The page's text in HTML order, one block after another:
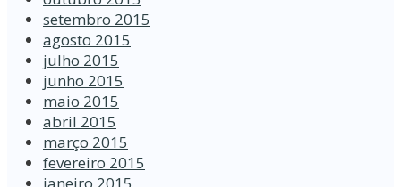
setembro 2015
agosto 2015
julho 2015
junho 2015
maio 2015
abril 2015
março 2015
fevereiro 2015